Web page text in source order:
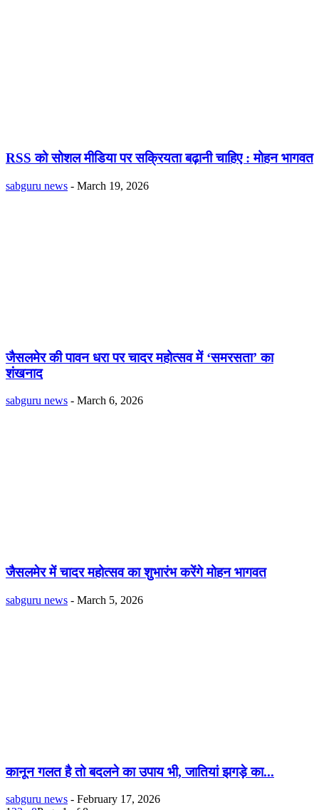
RSS को सोशल मीडिया पर सक्रियता बढ़ानी चाहिए : मोहन भागवत
sabguru news - March 19, 2026
जैसलमेर की पावन धरा पर चादर महोत्सव में ‘समरसता’ का
शंखनाद
sabguru news - March 6, 2026
जैसलमेर में चादर महोत्सव का शुभारंभ करेंगे मोहन भागवत
sabguru news - March 5, 2026
कानून गलत है तो बदलने का उपाय भी, जातियां झगड़े का...
sabguru news - February 17, 2026